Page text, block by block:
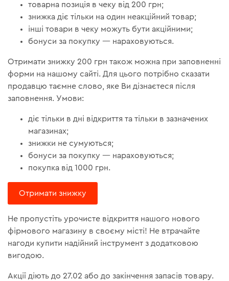
товарна позиція в чеку від 200 грн;
знижка діє тільки на один неакційний товар;
інші товари в чеку можуть бути акційними;
бонуси за покупку — нараховуються.
Отримати знижку 200 грн також можна при заповненні
форми на нашому сайті. Для цього потрібно сказати
продавцю таємне слово, яке Ви дізнаєтеся після
заповнення. Умови:
діє тільки в дні відкриття та тільки в зазначених
магазинах;
знижки не сумуються;
бонуси за покупку — нараховуються;
покупка від 1000 грн.
Отримати знижку
Не пропустіть урочисте відкриття нашого нового
фірмового магазину в своєму місті! Не втрачайте
нагоди купити надійний інструмент з додатковою
вигодою.
Акції діють до 27.02 або до закінчення запасів товару.